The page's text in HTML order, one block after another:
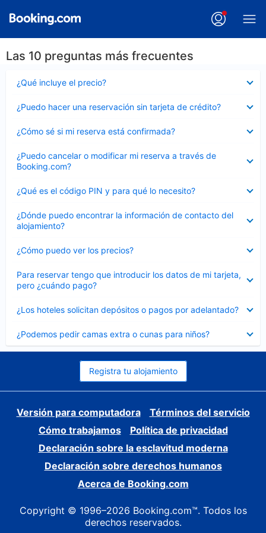
Las 10 preguntas más frecuentes
¿Qué incluye el precio?
cerrado
¿Puedo hacer una reservación sin tarjeta de crédito?
cerrado
¿Cómo sé si mi reserva está confirmada?
cerrado
¿Puedo cancelar o modificar mi reserva a través de
Booking.com?
cerrado
¿Qué es el código PIN y para qué lo necesito?
cerrado
¿Dónde puedo encontrar la información de contacto del
alojamiento?
cerrado
¿Cómo puedo ver los precios?
cerrado
Para reservar tengo que introducir los datos de mi tarjeta,
pero ¿cuándo pago?
cerrado
¿Los hoteles solicitan depósitos o pagos por adelantado?
cerrado
¿Podemos pedir camas extra o cunas para niños?
cerrado
Registra tu alojamiento
Versión para computadora
Términos del servicio
Cómo trabajamos
Política de privacidad
Declaración sobre la esclavitud moderna
Declaración sobre derechos humanos
Acerca de Booking.com
Copyright © 1996–2026 Booking.com™. Todos los
derechos reservados.